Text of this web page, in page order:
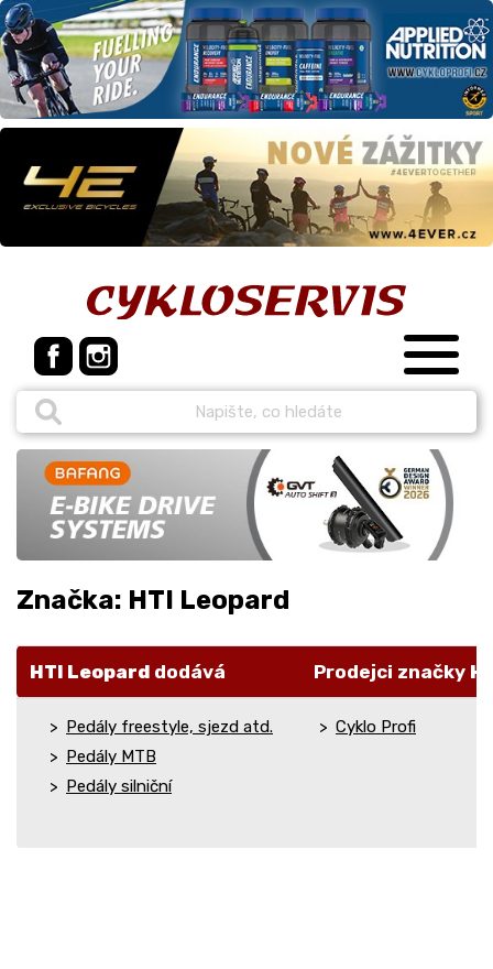
Značka: HTI Leopard
HTI Leopard dodává Prodejci značky
Pedály freestyle, sjezd atd.
Pedály MTB
Pedály silniční
Cyklo Profi